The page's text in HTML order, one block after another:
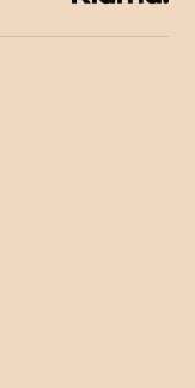
produktsidan